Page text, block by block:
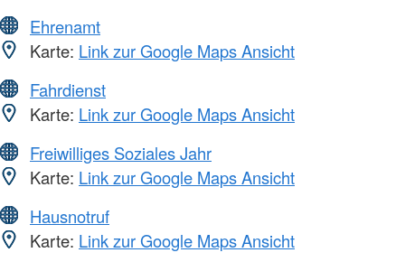
Ehrenamt
Karte: Link zur Google Maps Ansicht
Fahrdienst
Karte: Link zur Google Maps Ansicht
Freiwilliges Soziales Jahr
Karte: Link zur Google Maps Ansicht
Hausnotruf
Karte: Link zur Google Maps Ansicht